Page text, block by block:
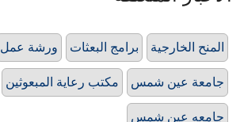
ورشة عمل برامج البعثات المنح الخارجية
مكتب رعاية المبعوثين جامعة عين شمس
جامعه عين شمس